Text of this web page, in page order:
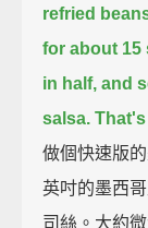
refried
for about 15
in half, and
salsa. That's
做個快速版
英吋的墨西
司絲。大約